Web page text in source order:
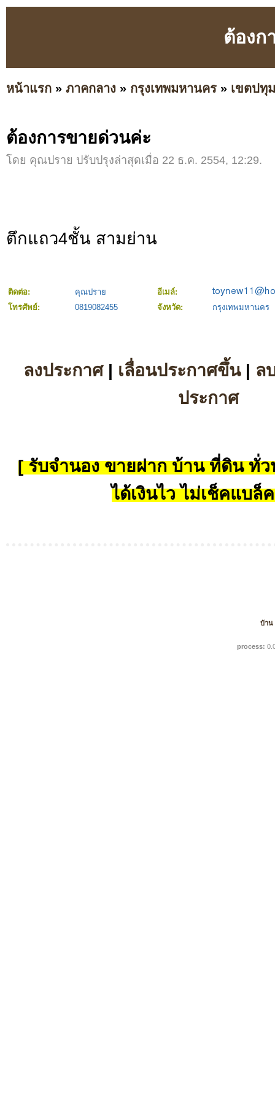
ต้องก
หน้าแรก » ภาคกลาง » กรุงเทพมหานคร » เขตปทุ
ต้องการขายด่วนค่ะ
โดย คุณปราย ปรับปรุงล่าสุดเมื่อ 22 ธ.ค. 2554, 12:29.
ตึกแถว4ชั้น สามย่าน
ติดต่อ: คุณปราย
อีเมล์:
โทรศัพย์:
0819082455 จังหวัด: กรุงเทพมหานคร
ลงประกาศ| เลื่อนประกาศขึ้น| ล
ประกาศ
[ รับจำนอง ขายฝาก บ้าน ที่ดิน ทั่ว
ได้เงินไว ไม่เช็คแบล็
บ้าน
process: